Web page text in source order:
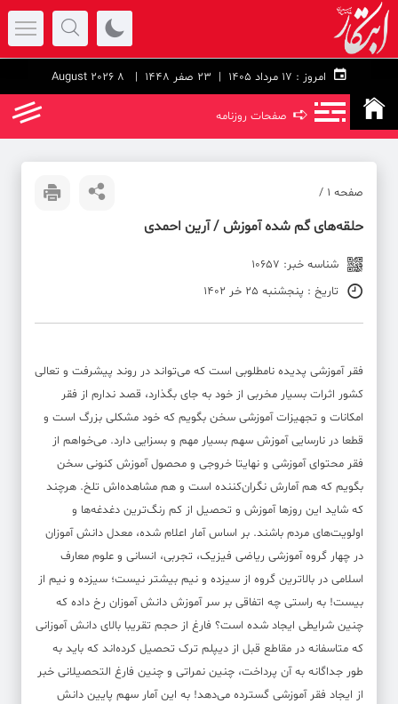
امروز : 23 صفر 1448 | 8 August 2026
➪ صفحات روزنامه
صفحه ۱ /
حلقه‌های گم شده آموزش ‪/‬ آرین احمدی
شناسه خبر: 10657
تاریخ : پنجشنبه 25 خر 1402
فقر آموزشی پدیده نامطلوبی است که می‌تواند در روند پیشرفت و تعالی
کشور اثرات بسیار مخربی از خود به جای بگذارد، قصد ندارم از فقر
امکانات و تجهیزات آموزشی سخن بگویم که خود مشکلی بزرگ است و
قطعا در نارسایی آموزش سهم بسیار مهم و بسزایی دارد. می‌خواهم از
فقر محتوای آموزشی و نهایتا خروجی و محصول آموزش کنونی سخن
بگویم که هم آمارش نگران‌کننده است و هم مشاهده‌اش تلخ. هرچند
که شاید این روزها آموزش و تحصیل از کم رنگ‌ترین دغدغه‌ها و
اولویت‌های مردم باشند. بر اساس آمار اعلام شده، معدل دانش آموزان
در چهار گروه آموزشی ریاضی فیزیک، تجربی، انسانی و علوم معارف
اسلامی در بالاترین گروه از سیزده و نیم بیشتر نیست؛ سیزده و نیم از
بیست! به راستی چه اتفاقی بر سر آموزش دانش آموزان رخ داده که
چنین شرایطی ایجاد شده است؟ فارغ از حجم تقریبا بالای دانش آموزانی
که متاسفانه در مقاطع قبل از دیپلم ترک تحصیل کرده‌اند که باید به
طور جداگانه به آن پرداخت، چنین نمراتی و چنین فارغ التحصیلانی خبر
از ایجاد فقر آموزشی گسترده می‌دهد! به این آمار سهم پایین دانش